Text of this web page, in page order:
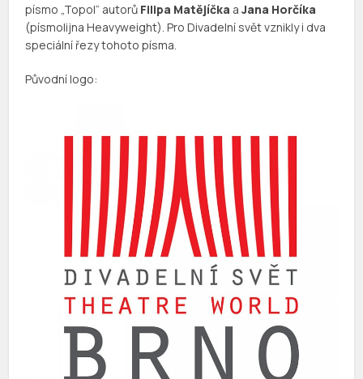
písmo „Topol“ autorů Filipa Matějíčka aJana Horčíka
(písmolijna Heavyweight). Pro Divadelní svět vznikly i dva
speciální řezy tohoto písma.
Původní logo: